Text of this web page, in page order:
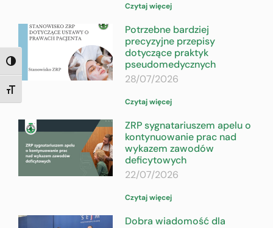
TOGGLE HIGH CONTRAST
TOGGLE FONT SIZE
Czytaj więcej
Potrzebne bardziej
precyzyjne przepisy
dotyczące praktyk
pseudomedycznych
28/07/2026
Czytaj więcej
ZRP sygnatariuszem apelu o
kontynuowanie prac nad
wykazem zawodów
deficytowych
22/07/2026
Czytaj więcej
Dobra wiadomość dla